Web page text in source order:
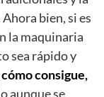
bien, si es
la maquinaria
sea rápido y
consigue,
aunque se